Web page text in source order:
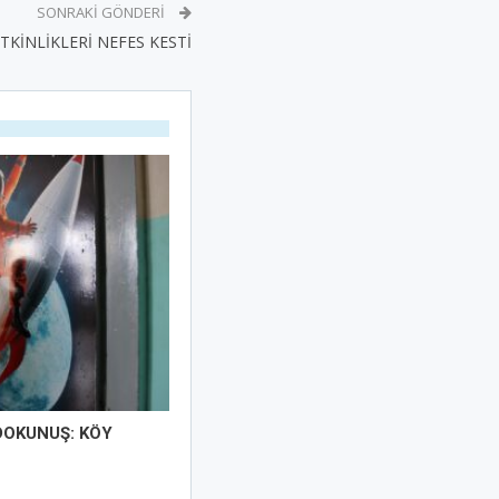
SONRAKI GÖNDERI
NEFES KESTİ
KÖY